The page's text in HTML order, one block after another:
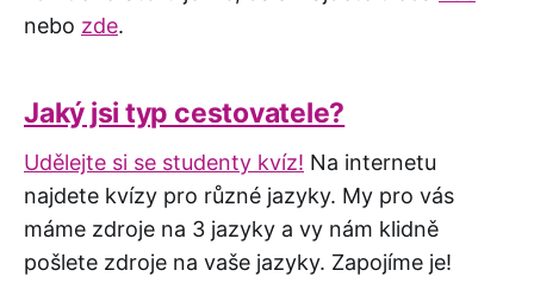
nebo zde.
Jaký jsi typ cestovatele?
Udělejte si se studenty kvíz! Na internetu
najdete kvízy pro různé jazyky. My pro vás
máme zdroje na 3 jazyky a vy nám klidně
pošlete zdroje na vaše jazyky. Zapojíme je!